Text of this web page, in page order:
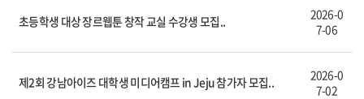
초등학생 대상 장르웹툰 창작 교실 수강생 모집..
2026-0
7-06
제2회 강남아이즈 대학생 미디어캠프 in Jeju 참가자 모집..
2026-0
7-02